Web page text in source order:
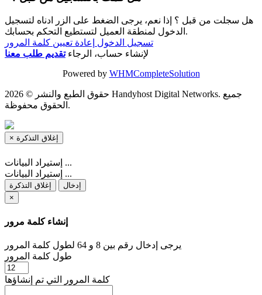
هل سجلت من قبل ؟ إذا نعم، يرجى الضغط على الزر ادناه لتسجيل
الدخول لمنطقة العميل لتستطيع التحكم بحسابك.
تسجيل الدخول
إعادة تعيين كلمة المرور
لإنشاء حساب، الرجاءتقديم طلب معنا
Powered by WHMCompleteSolution
حقوق الطبع والنشر © 2026 Handyhost Digital Networks. جميع
الحقوق محفوظة.
× إغلاق التذكرة
إستيراد البيانات ...
إستيراد البيانات ...
إغلاق التذكرة
إدخال
×
إنشاء كلمة مرور
يرجى إدخال رقم بين 8 و 64 لطول كلمة المرور
طول كلمة المرور
كلمة المرور التي تم إنشاؤها